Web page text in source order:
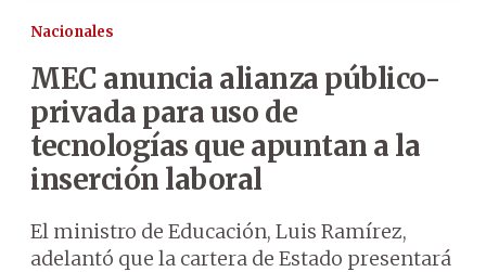
Nacionales
MEC anuncia alianza público-
privada para uso de
tecnologías que apuntan a la
inserción laboral
El ministro de Educación, Luis Ramírez,
adelantó que la cartera de Estado presentará